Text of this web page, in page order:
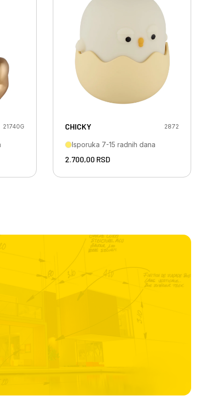
21740G CHICKY 2872
Isporuka 7-15 radnih dana
2.700,00 RSD